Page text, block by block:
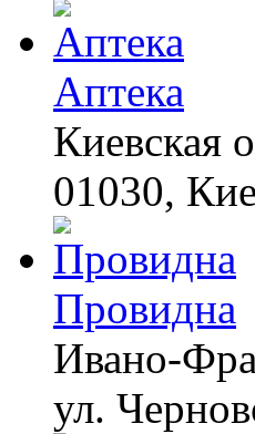
Аптека
Киевская
01030,
Провидна
Ивано-
ул.